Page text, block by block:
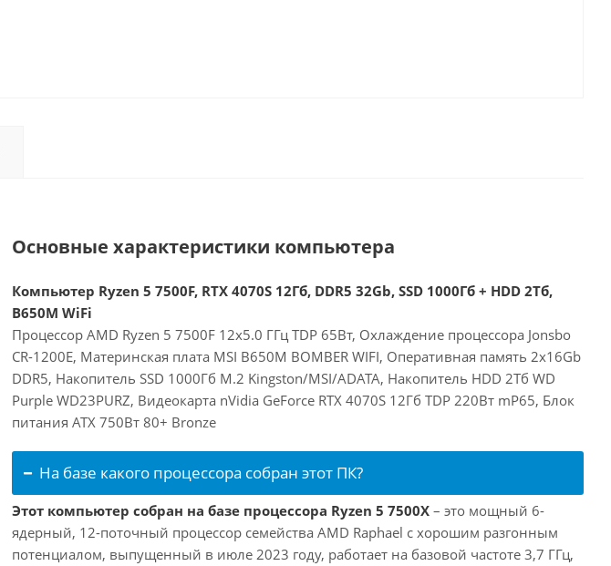
Основные характеристики компьютера
Компьютер Ryzen 5 7500F, RTX 4070S 12Гб, DDR5 32Gb, SSD 1000Гб + HDD 2Тб,
B650M WiFi
Процессор AMD Ryzen 5 7500F 12x5.0 ГГц TDP 65Вт, Охлаждение процессора Jonsbo
CR-1200E, Материнская плата MSI B650M BOMBER WIFI, Оперативная память 2x16Gb
DDR5, Накопитель SSD 1000Гб M.2 Kingston/MSI/ADATA, Накопитель HDD 2Тб WD
Purple WD23PURZ, Видеокарта nVidia GeForce RTX 4070S 12Гб TDP 220Вт mP65, Блок
питания ATX 750Вт 80+ Bronze
На базе какого процессора собран этот ПК?
Этот компьютер собран на базе процессора Ryzen 5 7500X – это мощный 6-
ядерный, 12-поточный процессор семейства AMD Raphael с хорошим разгонным
потенциалом, выпущенный в июле 2023 году, работает на базовой частоте 3,7 ГГц,